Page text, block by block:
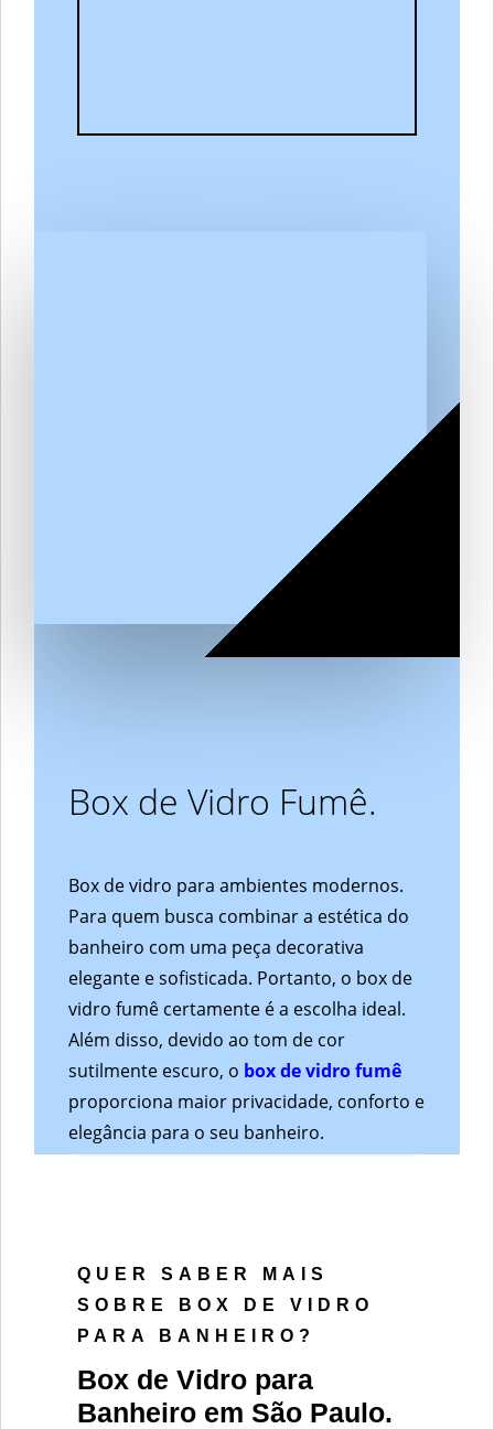
Box de Vidro Fumê.
Box de vidro para ambientes modernos.
Para quem busca combinar a estética do
banheiro com uma peça decorativa
elegante e sofisticada. Portanto, o box de
vidro fumê certamente é a escolha ideal.
Além disso, devido ao tom de cor
sutilmente escuro, o box de vidro fumê
proporciona maior privacidade, conforto e
elegância para o seu banheiro.
QUER SABER MAIS
SOBRE BOX DE VIDRO
PARA BANHEIRO?
Box de Vidro para
Banheiro em São Paulo.